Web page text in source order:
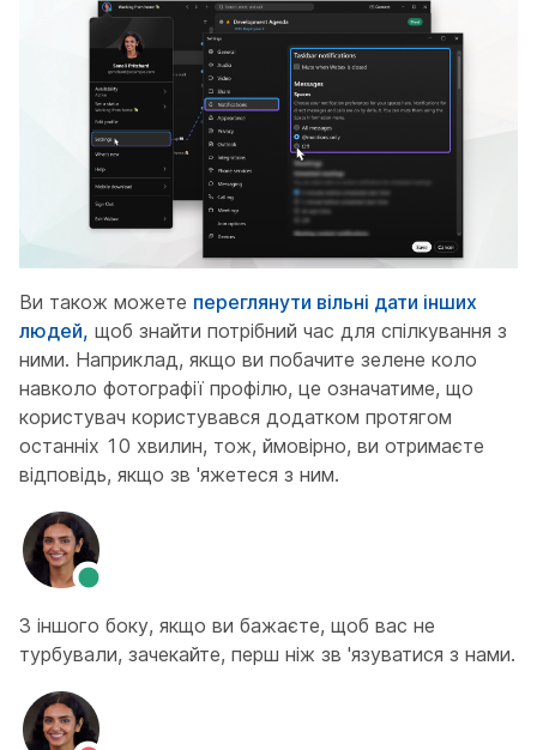
Ви також можете переглянути вільні дати інших
людей, щоб знайти потрібний час для спілкування з
ними. Наприклад, якщо ви побачите зелене коло
навколо фотографії профілю, це означатиме, що
користувач користувався додатком протягом
останніх 10 хвилин, тож, ймовірно, ви отримаєте
відповідь, якщо зв 'яжетеся з ним.
З іншого боку, якщо ви бажаєте, щоб вас не
турбували, зачекайте, перш ніж зв 'язуватися з нами.